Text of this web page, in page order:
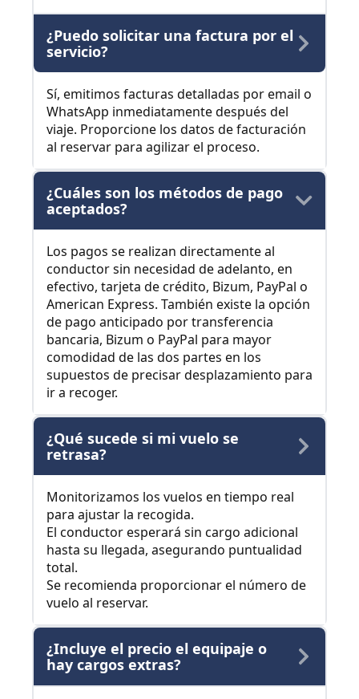
¿Puedo solicitar una factura por el
servicio?
Sí, emitimos facturas detalladas por email o
WhatsApp inmediatamente después del
viaje. Proporcione los datos de facturación
al reservar para agilizar el proceso.
¿Cuáles son los métodos de pago
aceptados?
Los pagos se realizan directamente al
conductor sin necesidad de adelanto, en
efectivo, tarjeta de crédito, Bizum, PayPal o
American Express. También existe la opción
de pago anticipado por transferencia
bancaria, Bizum o PayPal para mayor
comodidad de las dos partes en los
supuestos de precisar desplazamiento para
ir a recoger.
¿Qué sucede si mi vuelo se
retrasa?
Monitorizamos los vuelos en tiempo real
para ajustar la recogida.
El conductor esperará sin cargo adicional
hasta su llegada, asegurando puntualidad
total.
Se recomienda proporcionar el número de
vuelo al reservar.
¿Incluye el precio el equipaje o
hay cargos extras?